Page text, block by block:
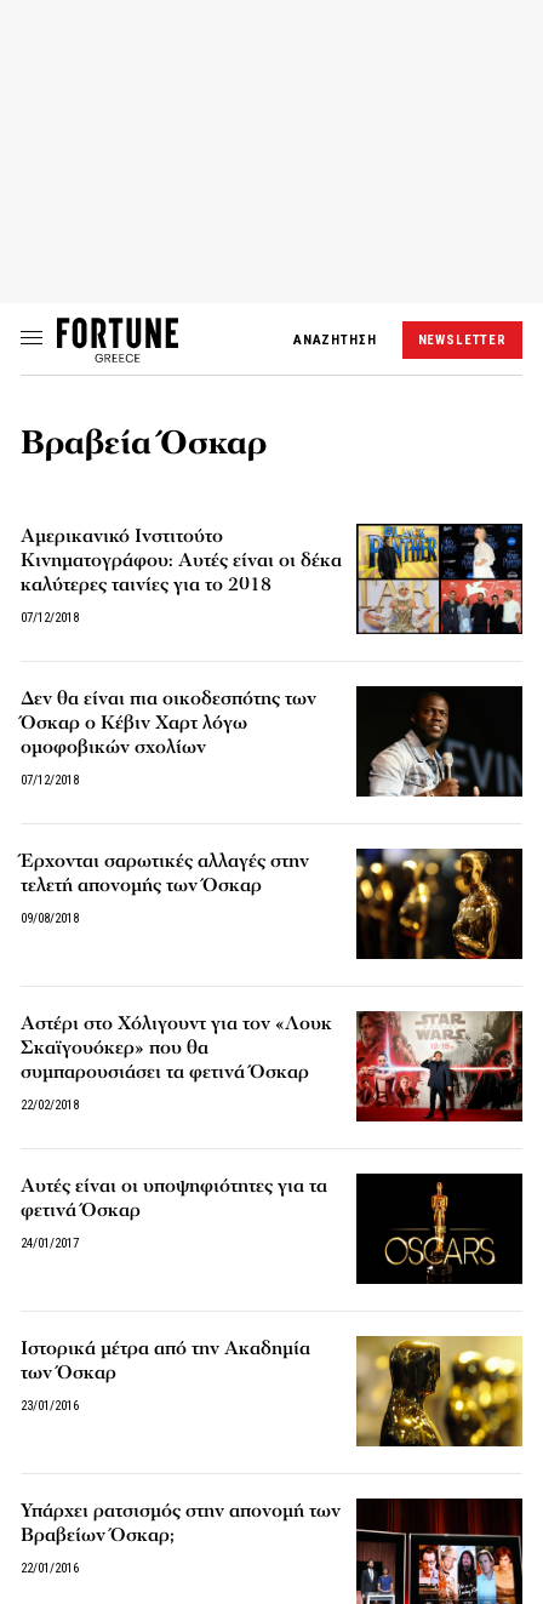
ΑΝΑΖΗΤΗΣΗ NEWSLETTER
Βραβεία Όσκαρ
Αμερικανικό Ινστιτούτο
Κινηματογράφου: Αυτές είναι οι δέκα
καλύτερες ταινίες για το 2018
07/12/2018
Δεν θα είναι πια οικοδεσπότης των
Όσκαρ ο Κέβιν Χαρτ λόγω
ομοφοβικών σχολίων
07/12/2018
Έρχονται σαρωτικές αλλαγές στην
τελετή απονομής των Όσκαρ
09/08/2018
Αστέρι στο Χόλιγουντ για τον «Λουκ
Σκαϊγουόκερ» που θα
συμπαρουσιάσει τα φετινά Όσκαρ
22/02/2018
Αυτές είναι οι υποψηφιότητες για τα
φετινά Όσκαρ
24/01/2017
Ιστορικά μέτρα από την Ακαδημία
των Όσκαρ
23/01/2016
Υπάρχει ρατσισμός στην απονομή των
Βραβείων Όσκαρ;
22/01/2016